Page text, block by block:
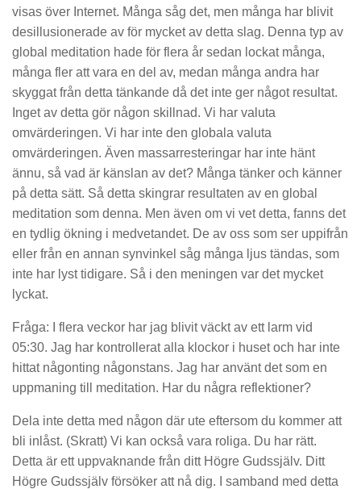
visas över Internet. Många såg det, men många har blivit
desillusionerade av för mycket av detta slag. Denna typ av
global meditation hade för flera år sedan lockat många,
många fler att vara en del av, medan många andra har
skyggat från detta tänkande då det inte ger något resultat.
Inget av detta gör någon skillnad. Vi har valuta
omvärderingen. Vi har inte den globala valuta
omvärderingen. Även massarresteringar har inte hänt
ännu, så vad är känslan av det? Många tänker och känner
på detta sätt. Så detta skingrar resultaten av en global
meditation som denna. Men även om vi vet detta, fanns det
en tydlig ökning i medvetandet. De av oss som ser uppifrån
eller från en annan synvinkel såg många ljus tändas, som
inte har lyst tidigare. Så i den meningen var det mycket
lyckat.
Fråga: I flera veckor har jag blivit väckt av ett larm vid
05:30. Jag har kontrollerat alla klockor i huset och har inte
hittat någonting någonstans. Jag har använt det som en
uppmaning till meditation. Har du några reflektioner?
Dela inte detta med någon där ute eftersom du kommer att
bli inlåst. (Skratt) Vi kan också vara roliga. Du har rätt.
Detta är ett uppvaknande från ditt Högre Gudssjälv. Ditt
Högre Gudssjälv försöker att nå dig. I samband med detta